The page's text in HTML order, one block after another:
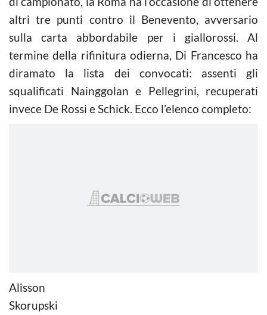
altri tre punti contro il Benevento, avversario
sulla carta abbordabile per i giallorossi. Al
termine della rifinitura odierna, Di Francesco ha
diramato la lista dei convocati: assenti gli
squalificati Nainggolan e Pellegrini, recuperati
invece De Rossi e Schick. Ecco l’elenco completo:
Alisson
Skorupski